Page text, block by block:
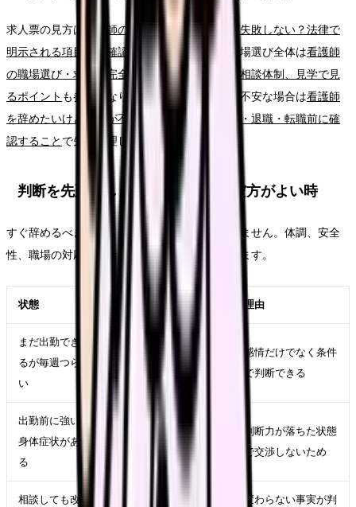
求人票の見方は
看護師の求人票、どこを見れば失敗しない？法律で
明示される項目から確認する読み方ガイド
、職場選び全体は看護師
の職場選び・求人票完全ガイド。条件、教育、相談体制、見学で見
るポイント も参考になります。給与や生活費が不安な場合は看護師
を辞めたいけどお金が不安な時の考え方｜休職・退職・転職前に確
認すること で先に整理してください。
判断を先延ばししてよい時・急いだ方がよい時
すぐ辞めるべきかは、テーマ名だけでは決まりません。体調、安全
性、職場の対応、生活費、次の選択肢で変わります。
状態 近い対応 理由
まだ出勤でき
るが毎週つら
い
記録、相談、求人比較
感情だけでなく条件
で判断できる
出勤前に強い
身体症状があ
る
受診、休養、公的相談
判断力が落ちた状態
で交渉しないため
相談しても改
在職転職や退職準備を
変わらない事実が判